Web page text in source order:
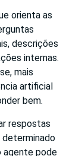
orienta as
descrições
internas.
mais
artificial
bem.
respostas
agente pode